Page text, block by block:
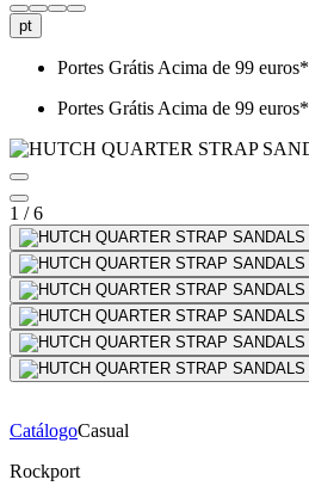
pt
Portes Grátis Acima de 99 euros*
Portes Grátis Acima de 99 euros*
1 / 6
CatálogoCasual
Rockport